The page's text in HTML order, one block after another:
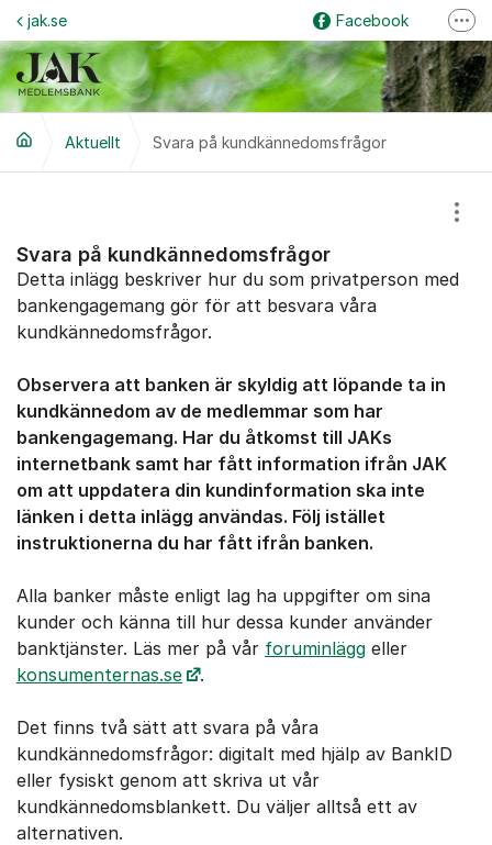
Hoppa till innehåll
jak.se Facebook
Logga in på internetbanken
Instagram Grus & Guld
Aktuellt Svara på kundkännedomsfrågor
Svara på kundkännedomsfrågor
Detta inlägg beskriver hur du som privatperson med
bankengagemang gör för att besvara våra
kundkännedomsfrågor.
Observera att banken är skyldig att löpande ta in
kundkännedom av de medlemmar som har
bankengagemang. Har du åtkomst till JAKs
internetbank samt har fått information ifrån JAK
om att uppdatera din kundinformation ska inte
länken i detta inlägg användas. Följ istället
instruktionerna du har fått ifrån banken.
Alla banker måste enligt lag ha uppgifter om sina
kunder och känna till hur dessa kunder använder
banktjänster. Läs mer på vår foruminlägg eller
konsumenternas.se
.
Det finns två sätt att svara på våra
kundkännedomsfrågor: digitalt med hjälp av BankID
eller fysiskt genom att skriva ut vår
kundkännedomsblankett. Du väljer alltså ett av
alternativen.